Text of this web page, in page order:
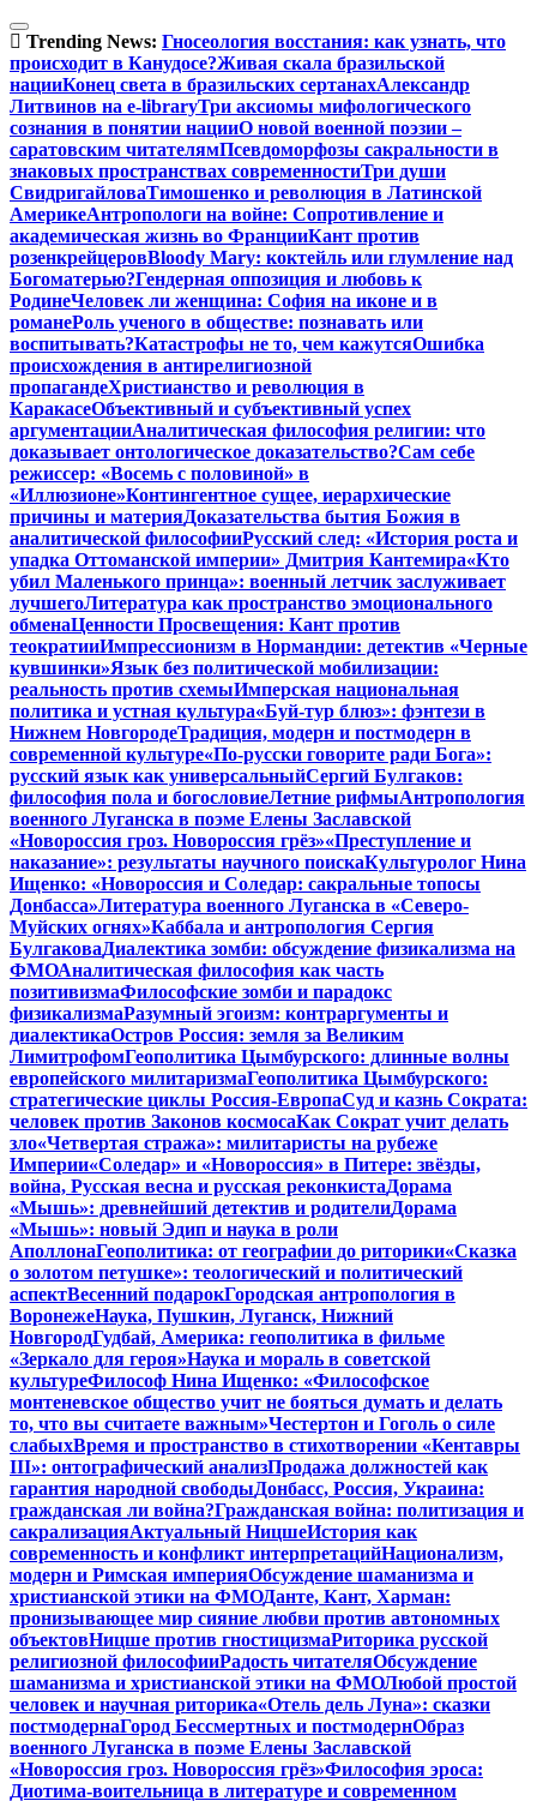
Перейти
к
содержимому
Trending News: Гносеология восстания: как узнать, что
происходит в Канудосе?Живая скала бразильской
нацииКонец света в бразильских сертанахАлександр
Литвинов на e-libraryТри аксиомы мифологического
сознания в понятии нацииО новой военной поэзии –
саратовским читателямПсевдоморфозы сакральности в
знаковых пространствах современностиТри души
СвидригайловаТимошенко и революция в Латинской
АмерикеАнтропологи на войне: Сопротивление и
академическая жизнь во ФранцииКант против
розенкрейцеровBloody Mary: коктейль или глумление над
Богоматерью?Гендерная оппозиция и любовь к
РодинеЧеловек ли женщина: София на иконе и в
романеРоль ученого в обществе: познавать или
воспитывать?Катастрофы не то, чем кажутсяОшибка
происхождения в антирелигиозной
пропагандеХристианство и революция в
КаракасеОбъективный и субъективный успех
аргументацииАналитическая философия религии: что
доказывает онтологическое доказательство?Сам себе
режиссер: «Восемь с половиной» в
«Иллюзионе»Контингентное сущее, иерархические
причины и материяДоказательства бытия Божия в
аналитической философииРусский след: «История роста и
упадка Оттоманской империи» Дмитрия Кантемира«Кто
убил Маленького принца»: военный летчик заслуживает
лучшегоЛитература как пространство эмоционального
обменаЦенности Просвещения: Кант против
теократииИмпрессионизм в Нормандии: детектив «Черные
кувшинки»Язык без политической мобилизации:
реальность против схемыИмперская национальная
политика и устная культура«Буй-тур блюз»: фэнтези в
Нижнем НовгородеТрадиция, модерн и постмодерн в
современной культуре«По-русски говорите ради Бога»:
русский язык как универсальныйСергий Булгаков:
философия пола и богословиеЛетние рифмыАнтропология
военного Луганска в поэме Елены Заславской
«Новороссия гроз. Новороссия грёз»«Преступление и
наказание»: результаты научного поискаКультуролог Нина
Ищенко: «Новороссия и Соледар: сакральные топосы
Донбасса»Литература военного Луганска в «Северо-
Муйских огнях»Каббала и антропология Сергия
БулгаковаДиалектика зомби: обсуждение физикализма на
ФМОАналитическая философия как часть
позитивизмаФилософские зомби и парадокс
физикализмаРазумный эгоизм: контраргументы и
диалектикаОстров Россия: земля за Великим
ЛимитрофомГеополитика Цымбурского: длинные волны
европейского милитаризмаГеополитика Цымбурского:
стратегические циклы Россия-ЕвропаСуд и казнь Сократа:
человек против Законов космосаКак Сократ учит делать
зло«Четвертая стража»: милитаристы на рубеже
Империи«Соледар» и «Новороссия» в Питере: звёзды,
война, Русская весна и русская реконкистаДорама
«Мышь»: древнейший детектив и родителиДорама
«Мышь»: новый Эдип и наука в роли
АполлонаГеополитика: от географии до риторики«Сказка
о золотом петушке»: теологический и политический
аспектВесенний подарокГородская антропология в
ВоронежеНаука, Пушкин, Луганск, Нижний
НовгородГудбай, Америка: геополитика в фильме
«Зеркало для героя»Наука и мораль в советской
культуреФилософ Нина Ищенко: «Философское
монтеневское общество учит не бояться думать и делать
то, что вы считаете важным»Честертон и Гоголь о силе
слабыхВремя и пространство в стихотворении «Кентавры
III»: онтографический анализПродажа должностей как
гарантия народной свободыДонбасс, Россия, Украина:
гражданская ли война?Гражданская война: политизация и
сакрализацияАктуальный НицшеИстория как
современность и конфликт интерпретацийНационализм,
модерн и Римская империяОбсуждение шаманизма и
христианской этики на ФМОДанте, Кант, Харман:
пронизывающее мир сияние любви против автономных
объектовНицше против гностицизмаРиторика русской
религиозной философииРадость читателяОбсуждение
шаманизма и христианской этики на ФМОЛюбой простой
человек и научная риторика«Отель дель Луна»: сказки
постмодернаГород Бессмертных и постмодернОбраз
военного Луганска в поэме Елены Заславской
«Новороссия гроз. Новороссия грёз»Философия эроса:
Диотима-воительница в литературе и современном